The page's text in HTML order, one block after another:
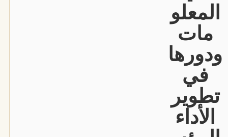
المعلو
مات
ودورها
في
تطوير
الأداء